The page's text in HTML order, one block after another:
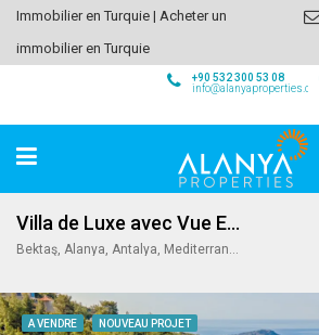
Immobilier en Turquie | Acheter un
immobilier en Turquie
+90 532 300 53 08
Villa de Luxe avec Vue Exceptionnelle à Alanya
Bektaş, Alanya, Antalya, Mediterranean Region, 07400, Turkey
A VENDRE NOUVEAU PROJET